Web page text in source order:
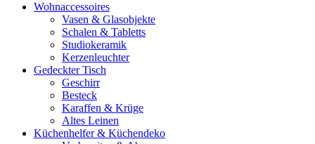
Wohnaccessoires
Vasen & Glasobjekte
Schalen & Tabletts
Studiokeramik
Kerzenleuchter
Gedeckter Tisch
Geschirr
Besteck
Karaffen & Krüge
Altes Leinen
Küchenhelfer & Küchendeko